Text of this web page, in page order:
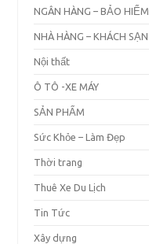
NGÂN HÀNG – BẢO HIỂM
NHÀ HÀNG – KHÁCH SẠN
Nội thất
Ô TÔ -XE MÁY
SẢN PHẨM
Sức Khỏe – Làm Đẹp
Thời trang
Thuê Xe Du Lịch
Tin Tức
Xây dựng